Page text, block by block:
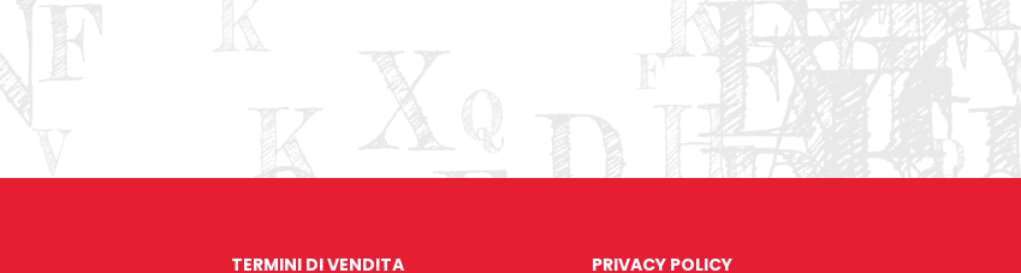
TERMINI DI VENDITA PRIVACY POLICY